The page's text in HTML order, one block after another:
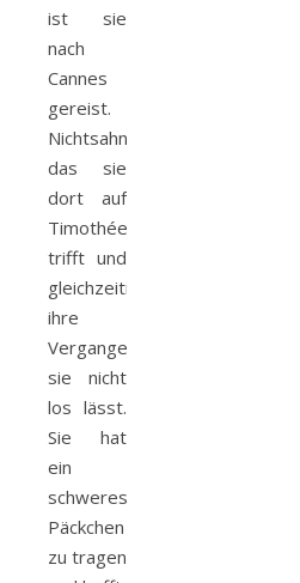
ist sie
nach
Cannes
gereist.
Nichtsahnend
das sie
dort auf
Timothée
trifft und
gleichzeitig
ihre
Vergangenheit
sie nicht
los lässt.
Sie hat
ein
schweres
Päckchen
zu tragen